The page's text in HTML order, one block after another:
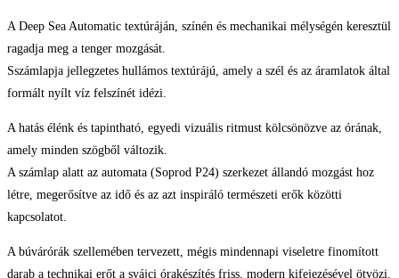
A Deep Sea Automatic textúráján, színén és mechanikai mélységén keresztül
ragadja meg a tenger mozgását.
Sszámlapja jellegzetes hullámos textúrájú, amely a szél és az áramlatok által
formált nyílt víz felszínét idézi.
A hatás élénk és tapintható, egyedi vizuális ritmust kölcsönözve az órának,
amely minden szögből változik.
A számlap alatt az automata (Soprod P24) szerkezet állandó mozgást hoz
létre, megerősítve az idő és az azt inspiráló természeti erők közötti
kapcsolatot.
A búvárórák szellemében tervezett, mégis mindennapi viseletre finomított
darab a technikai erőt a svájci órakészítés friss, modern kifejezésével ötvözi.